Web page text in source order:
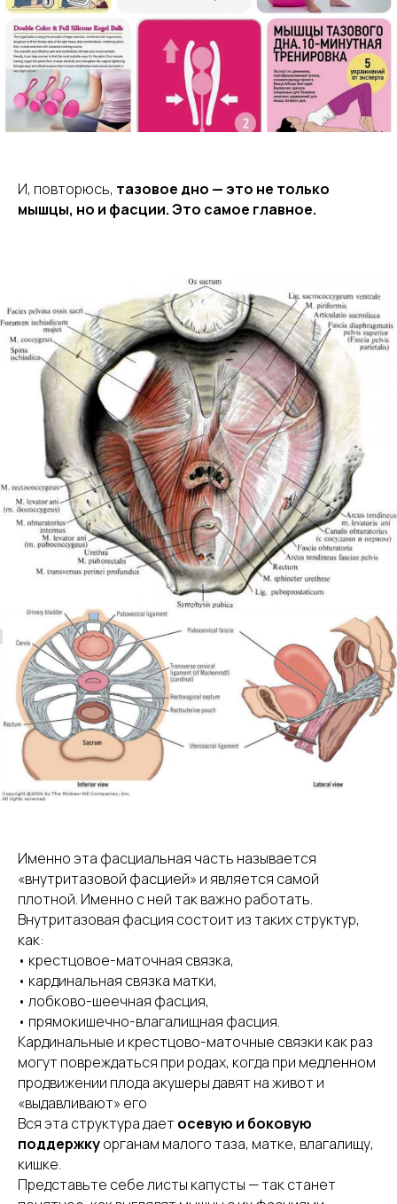
И, повторюсь, тазовое дно — это не только
мышцы, но и фасции. Это самое главное.
Именно эта фасциальная часть называется
«внутритазовой фасцией» и является самой
плотной. Именно с ней так важно работать.
Внутритазовая фасция состоит из таких структур,
как:
• крестцовое-маточная связка,
• кардинальная связка матки,
• лобково-шеечная фасция,
• прямокишечно-влагалищная фасция.
Кардинальные и крестцово-маточные связки как раз
могут повреждаться при родах, когда при медленном
продвижении плода акушеры давят на живот и
«выдавливают» его
Вся эта структура даетосевую и боковую
поддержкуорганам малого таза, матке, влагалищу,
кишке.
Представьте себе листы капусты — так станет
Курсы
Результаты
Обо мне
Media
Сообщество
Договор-оферта
Партнерское соглашение (Договор-оферта) о
реферальной программе
Политика в отношении обработки персональных данных
ИП Попович Наталья Викторовна ИНН: 780528255230
Предзапись
Личный кабинет
*Meta признана экстремистской